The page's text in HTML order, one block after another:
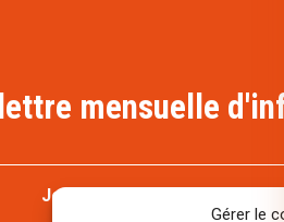
Gérer le
mensuelle